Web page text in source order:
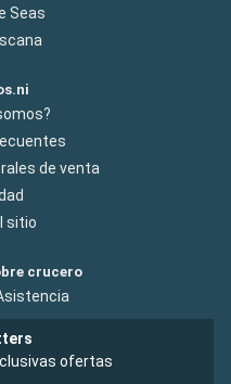
Seas
de venta
sitio
crucero
ofertas